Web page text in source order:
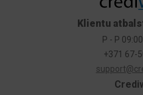
Klientu
P - P
+371 67-